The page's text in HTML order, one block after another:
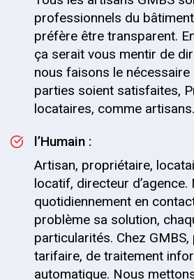
professionnels du
préfère être transparent.
ça serait vous mentir de
nous faisons le
parties soient satisfaites,
locataires, comme artisans.
l’Humain :
Artisan, propriétaire,
locatif, directeur
quotidiennement en
problème sa solution,
particularités. Chez
tarifaire, de traitement
automatique. Nous